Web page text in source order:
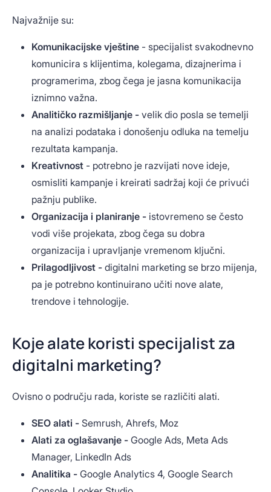
Najvažnije su:
Komunikacijske vještine - specijalist svakodnevno
komunicira s klijentima, kolegama, dizajnerima i
programerima, zbog čega je jasna komunikacija
iznimno važna.
Analitičko razmišljanje - velik dio posla se temelji
na analizi podataka i donošenju odluka na temelju
rezultata kampanja.
Kreativnost - potrebno je razvijati nove ideje,
osmisliti kampanje i kreirati sadržaj koji će privući
pažnju publike.
Organizacija i planiranje - istovremeno se često
vodi više projekata, zbog čega su dobra
organizacija i upravljanje vremenom ključni.
Prilagodljivost - digitalni marketing se brzo mijenja,
pa je potrebno kontinuirano učiti nove alate,
trendove i tehnologije.
Koje alate koristi specijalist za
digitalni marketing?
Ovisno o području rada, koriste se različiti alati.
SEO alati - Semrush, Ahrefs, Moz
Alati za oglašavanje - Google Ads, Meta Ads
Manager, LinkedIn Ads
Analitika - Google Analytics 4, Google Search